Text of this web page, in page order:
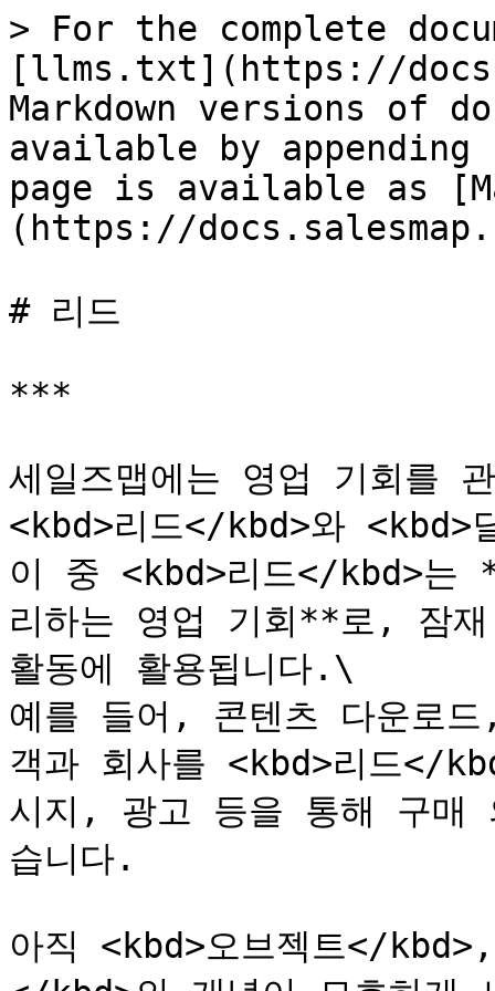
> For the complete
[llms.txt](https://
Markdown versions of
available by
page is available as
(https://
# 리드
***
세일즈맵에는 영업 기회를
<kbd>리드</kbd>와
이 중 <kbd>리드</kbd>는
리하는 영업 기회**로, 잠
활동에 활용됩니다.\
예를 들어, 콘텐츠 다운로
객과 회사를 <kbd>리드</
시지, 광고 등을 통해 구매
습니다.
아직 <kbd>오브젝트</